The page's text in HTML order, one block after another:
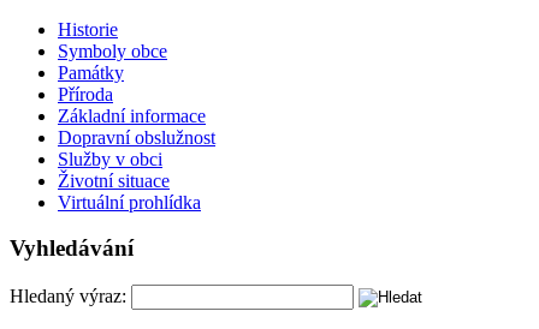
Historie
Symboly obce
Památky
Příroda
Základní informace
Dopravní obslužnost
Služby v obci
Životní situace
Virtuální prohlídka
Vyhledávání
Hledaný výraz: